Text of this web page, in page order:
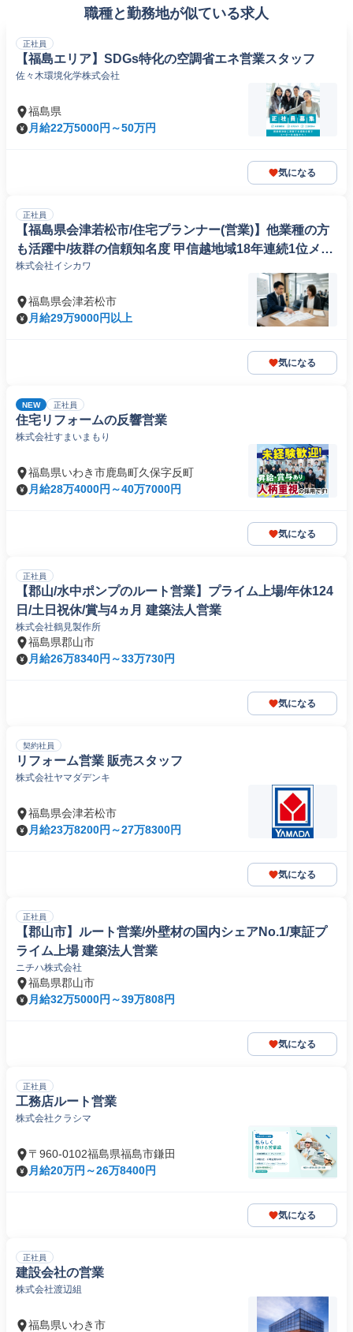
職種と勤務地が似ている求人
正社員
【福島エリア】SDGs特化の空調省エネ営業スタッフ
佐々木環境化学株式会社
福島県
月給22万5000円～50万円
気になる
正社員
【福島県会津若松市/住宅プランナー(営業)】他業種の方
も活躍中/抜群の信頼知名度 甲信越地域18年連続1位メー
カー!
株式会社イシカワ
福島県会津若松市
月給29万9000円以上
気になる
NEW 正社員
住宅リフォームの反響営業
株式会社すまいまもり
福島県いわき市鹿島町久保字反町
月給28万4000円～40万7000円
気になる
正社員
【郡山/水中ポンプのルート営業】プライム上場/年休124
日/土日祝休/賞与4ヵ月 建築法人営業
株式会社鶴見製作所
福島県郡山市
月給26万8340円～33万730円
気になる
契約社員
リフォーム営業 販売スタッフ
株式会社ヤマダデンキ
福島県会津若松市
月給23万8200円～27万8300円
気になる
正社員
【郡山市】ルート営業/外壁材の国内シェアNo.1/東証プ
ライム上場 建築法人営業
ニチハ株式会社
福島県郡山市
月給32万5000円～39万808円
気になる
正社員
工務店ルート営業
株式会社クラシマ
〒960-0102福島県福島市鎌田
月給20万円～26万8400円
気になる
正社員
建設会社の営業
株式会社渡辺組
福島県いわき市